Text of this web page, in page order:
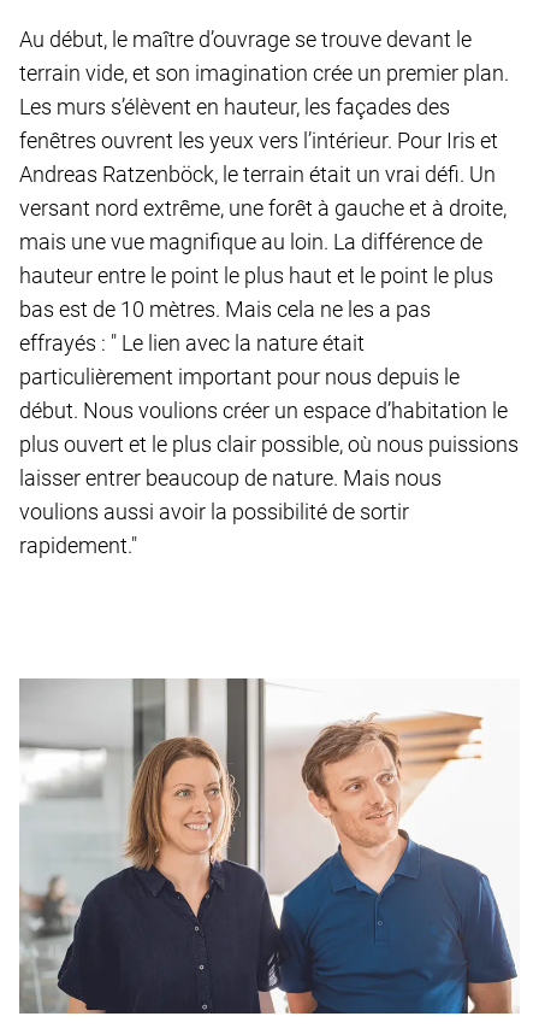
Au début, le maître d’ouvrage se trouve devant le
terrain vide, et son imagination crée un premier plan.
Les murs s’élèvent en hauteur, les façades des
fenêtres ouvrent les yeux vers l’intérieur. Pour Iris et
Andreas Ratzenböck, le terrain était un vrai défi. Un
versant nord extrême, une forêt à gauche et à droite,
mais une vue magnifique au loin. La différence de
hauteur entre le point le plus haut et le point le plus
bas est de 10 mètres. Mais cela ne les a pas
effrayés : " Le lien avec la nature était
particulièrement important pour nous depuis le
début. Nous voulions créer un espace d’habitation le
plus ouvert et le plus clair possible, où nous puissions
laisser entrer beaucoup de nature. Mais nous
voulions aussi avoir la possibilité de sortir
rapidement."